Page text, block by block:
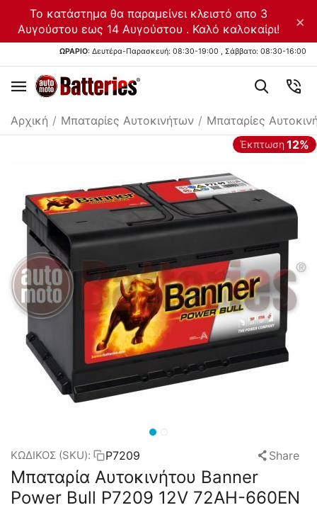
Το κατάστημα θα παραμείνει κλειστό απο 3
Αυγούστου εως 14 Αυγούστου . Καλό καλοκαίρι!
×
ΩΡΑΡΙΟ: Δευτέρα-Παρασκευή: 08:30-19:00 , Σάββατο: 08:30-16:00
Αρχική / Μπαταρίες Αυτοκινήτων / Μπαταρίες
Έκπτωση 12%
ΚΩΔΙΚΟΣ (SKU): P7209 Share
Μπαταρία Αυτοκινήτου Banner
Power Bull P7209 12V 72AH-660EN